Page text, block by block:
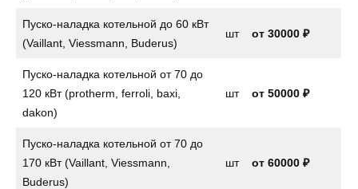
Пуско-наладка котельной до 60 кВт
(Vaillant, Viessmann, Buderus)
шт от 30000 ₽
Пуско-наладка котельной от 70 до
120 кВт (protherm, ferroli, baxi,
dakon)
шт от 50000 ₽
Пуско-наладка котельной от 70 до
170 кВт (Vaillant, Viessmann,
Buderus)
шт от 60000 ₽